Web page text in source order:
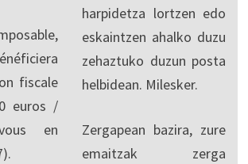
fiscale
euros /
en
harpidetza lortzen edo
eskaintzen ahalko duzu
zehaztuko duzun posta
helbidean. Milesker.
Zergapean bazira, zure
emaitzak zerga